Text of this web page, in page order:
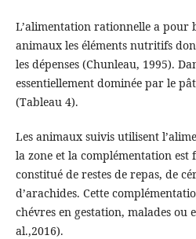
L’alimentation rationnelle a pour
animaux les éléments nutritifs
les dépenses (Chunleau, 1995).
essentiellement dominée par le
(Tableau 4).
Les animaux suivis utilisent
la zone et la complémentation est
constitué de restes de repas, de
d’arachides. Cette
chévres en gestation, malades ou
al.,2016).